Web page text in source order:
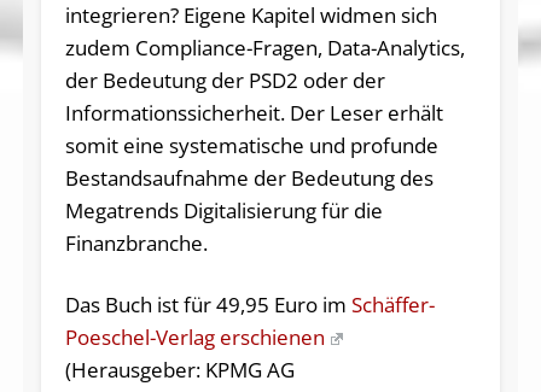
integrieren? Eigene Kapitel widmen sich
zudem Compliance-Fragen, Data-Analytics,
der Bedeutung der PSD2 oder der
Informationssicherheit. Der Leser erhält
somit eine systematische und profunde
Bestandsaufnahme der Bedeutung des
Megatrends Digitalisierung für die
Finanzbranche.
Das Buch ist für 49,95 Euro im Schäffer-
Poeschel-Verlag erschienen
(Herausgeber: KPMG AG